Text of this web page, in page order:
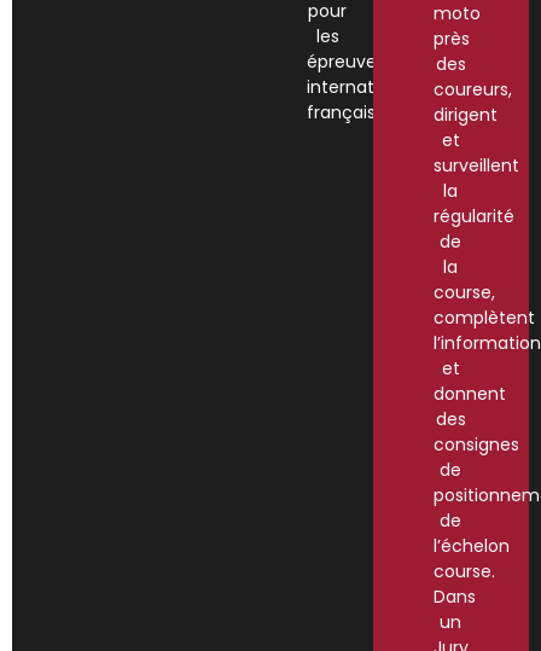
pour
les
épreuves
internationales
françaises.
moto
près
des
coureurs,
dirigent
et
surveillent
la
régularité
de
la
course,
complètent
et
donnent
des
consignes
de
de
l’échelon
course.
Dans
un